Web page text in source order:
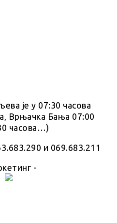
је у 07:30 часова
Врњачка Бања 07:00
часова…)
и 069.683.211
-